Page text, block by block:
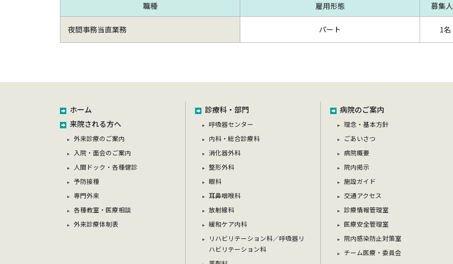
職種 雇用形態 募集
夜間事務当直業務 パート 1名
ホーム
来院される方へ
外来診療のご案内
入院・面会のご案内
人間ドック・各種健診
予防接種
専門外来
各種教室・医療相談
外来診療体制表
診療科・部門
呼吸器センター
内科・総合診療科
消化器外科
整形外科
眼科
耳鼻咽喉科
放射線科
緩和ケア内科
リハビリテーション科／呼吸器リ
ハビリテーション科
病院のご案内
理念・基本方針
ごあいさつ
病院概要
院内掲示
施設ガイド
交通アクセス
診療情報管理室
医療安全管理室
院内感染防止対策室
チーム医療・委員会